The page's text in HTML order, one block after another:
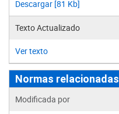
Descargar [81 Kb]
Texto Actualizado
Ver texto
Normas relacionadas
Modificada por